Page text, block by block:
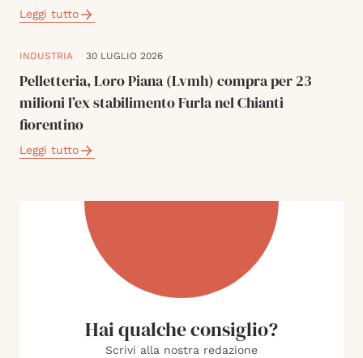
Leggi tutto
INDUSTRIA 30 LUGLIO 2026
Pelletteria, Loro Piana (Lvmh) compra per 23
milioni l’ex stabilimento Furla nel Chianti
fiorentino
Leggi tutto
Hai qualche consiglio?
Scrivi alla nostra redazione